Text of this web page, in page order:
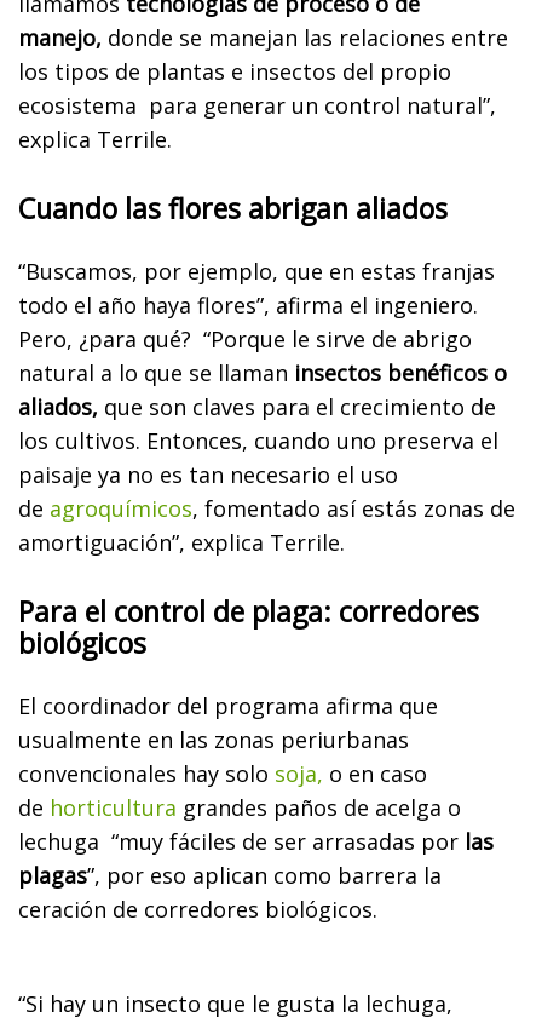
manejo, donde se manejan las relaciones entre
los tipos de plantas e insectos del propio
ecosistema para generar un control natural”,
explica Terrile.
Cuando las flores abrigan aliados
“Buscamos, por ejemplo, que en estas franjas
todo el año haya flores”, afirma el ingeniero.
Pero, ¿para qué? “Porque le sirve de abrigo
natural a lo que se llaman insectos benéficos o
aliados, que son claves para el crecimiento de
los cultivos. Entonces, cuando uno preserva el
paisaje ya no es tan necesario el uso
de agroquímicos, fomentado así estás zonas de
amortiguación”, explica Terrile.
Para el control de plaga: corredores
biológicos
El coordinador del programa afirma que
usualmente en las zonas periurbanas
convencionales hay solo soja, o en caso
de horticultura grandes paños de acelga o
lechuga “muy fáciles de ser arrasadas por las
plagas”, por eso aplican como barrera la
ceración de corredores biológicos.
“Si hay un insecto que le gusta la lechuga,